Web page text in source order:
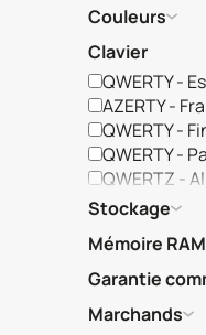
Couleurs
Clavier
QWERTY -
AZERTY -
QWERTY -
QWERTY -
QWERTZ -
Stockage
Mémoire RAM
Garantie
Marchands